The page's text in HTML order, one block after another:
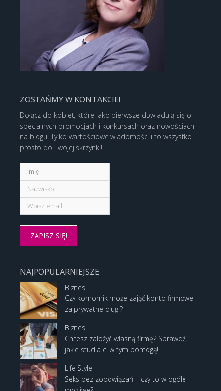
ZOSTAŃMY W KONTAKCIE!
Dołącz do kobiet, które jako pierwsze dowiadują się o
specjalnych promocjach i konkursach oraz nowościach
na blogu. Tylko wartościowe wiadomości i to wszystko
prosto do Twojej skrzynki!
NAJPOPULARNIEJSZE
Biznes
Czy komornik może zająć konto firmowe
za prywatne długi?
Biznes
Chcesz założyć własną firmę? Sprawdź,
jakie studia ci w tym pomogą!
Life Style
Seks bez zobowiązań – czy to w ogóle